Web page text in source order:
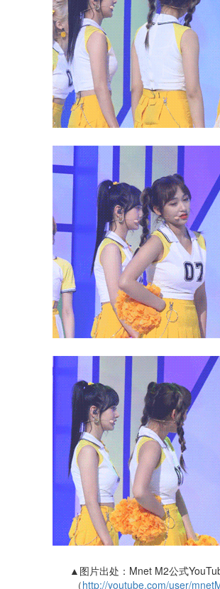
▲图片出处：Mnet M2公式
（http://youtube.com/user/